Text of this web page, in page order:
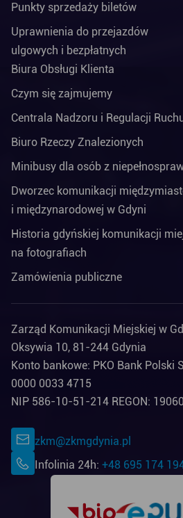
Punkty sprzedaży biletów
Uprawnienia do przejazdów
ulgowych i bezpłatnych
Biura Obsługi Klienta
Czym się zajmujemy
Centrala Nadzoru i Regulacji
Biuro Rzeczy Znalezionych
Minibusy dla osób z
Dworzec komunikacji
i międzynarodowej w Gdyni
Historia gdyńskiej komunikacji
na fotografiach
Zamówienia publiczne
Zarząd Komunikacji Miejskiej w
Oksywia 10, 81-244 Gdynia
Konto bankowe: PKO Bank Polski
0000 0033 4715
NIP 586-10-51-214 REGON:
zkm@zkmgdynia.pl
Infolinia 24h: +48 695 174